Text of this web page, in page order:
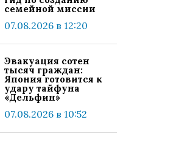
семейной миссии
07.08.2026 в 12:20
Эвакуация сотен
тысяч граждан:
Япония готовится к
удару тайфуна
«Дельфин»
07.08.2026 в 10:52